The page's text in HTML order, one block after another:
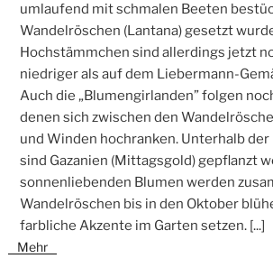
umlaufend mit schmalen Beeten
Wandelröschen (Lantana) gesetzt
Hochstämmchen sind allerdings jetzt
niedriger als auf dem Liebermann-
Auch die „Blumengirlanden” folgen
denen sich zwischen den
und Winden hochranken. Unterhalb
sind Gazanien (Mittagsgold) gepflanzt
sonnenliebenden Blumen werden
Wandelröschen bis in den Oktober
farbliche Akzente im Garten setzen. [...]
Mehr